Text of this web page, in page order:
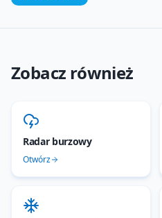
Zobacz również
Radar burzowy
Otwórz